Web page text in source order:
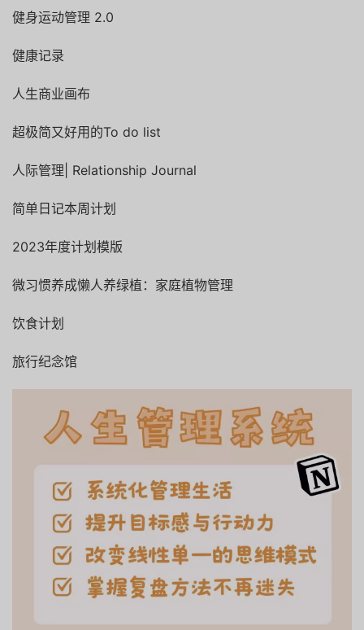
健身运动管理 2.0
健康记录
人生商业画布
超极简又好用的To do list
人际管理| Relationship Journal
简单日记本周计划
2023年度计划模版
微习惯养成懒人养绿植：家庭植物管理
饮食计划
旅行纪念馆